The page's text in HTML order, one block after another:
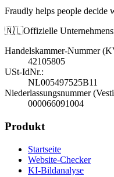
Fraudly helps people decide
🇳🇱Offizielle
Handelskammer-Nummer
42105805
USt-IdNr.:
NL005497525B11
Niederlassungsnummer
000066091004
Produkt
Startseite
Website-Checker
KI-Bildanalyse